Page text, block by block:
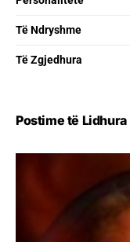
Të Ndryshme
Të Zgjedhura
Postime të Lidhura